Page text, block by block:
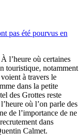
pas été pourvus en
l’heure où certaines
touristique, notamment
à travers le
dans la petite
des Grottes reste
où l’on parle des
de l’importance de ne
dans
Calmet.